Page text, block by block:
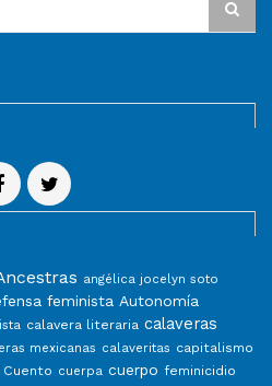
angélica jocelyn soto
feminista Autonomía
calavera literaria calaveras
mexicanas calaveritas capitalismo
Cuento cuerpa cuerpo feminicidio